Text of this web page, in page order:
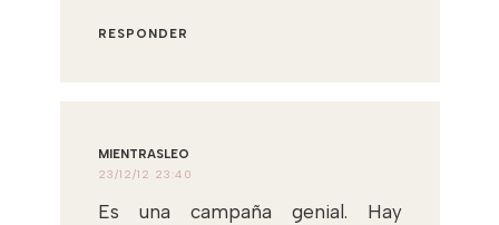
RESPONDER
MIENTRASLEO
23/12/12 23:40
Es una campaña genial. Hay